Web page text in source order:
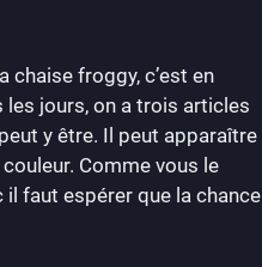
chaise froggy, c’est en
les jours, on a trois articles
y être. Il peut apparaître
Comme vous le
il faut espérer que la chance